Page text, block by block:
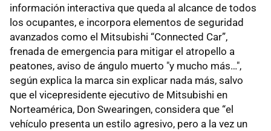
información interactiva que queda al alcance de todos
los ocupantes, e incorpora elementos de seguridad
avanzados como el Mitsubishi “Connected Car”,
frenada de emergencia para mitigar el atropello a
peatones, aviso de ángulo muerto "y mucho más…",
según explica la marca sin explicar nada más, salvo
que el vicepresidente ejecutivo de Mitsubishi en
Norteamérica, Don Swearingen, considera que “el
vehículo presenta un estilo agresivo, pero a la vez un